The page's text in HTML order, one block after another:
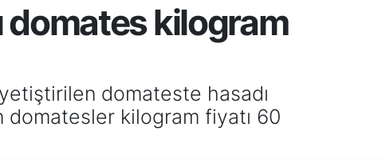
domates kilogram
domateste hasadı
kilogram fiyatı 60